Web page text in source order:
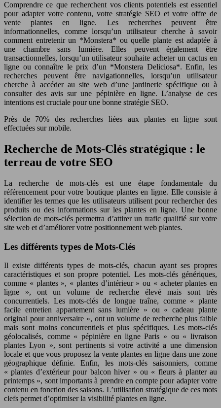
Comprendre ce que recherchent vos clients potentiels est essentiel
pour adapter votre contenu, votre stratégie SEO et votre offre de
vente plantes en ligne. Les recherches peuvent être
informationnelles, comme lorsqu’un utilisateur cherche à savoir
comment entretenir un *Monstera* ou quelle plante est adaptée à
une chambre sans lumière. Elles peuvent également être
transactionnelles, lorsqu’un utilisateur souhaite acheter un cactus en
ligne ou connaître le prix d’un *Monstera Deliciosa*. Enfin, les
recherches peuvent être navigationnelles, lorsqu’un utilisateur
cherche à accéder au site web d’une jardinerie spécifique ou à
consulter des avis sur une pépinière en ligne. L’analyse de ces
intentions est cruciale pour une bonne stratégie SEO.
Près de 70% des recherches liées aux plantes en ligne sont
effectuées sur mobile.
Recherche de Mots-Clés stratégique : le
terreau de votre SEO
La recherche de mots-clés est une étape fondamentale du
référencement pour votre boutique plantes en ligne. Elle consiste à
identifier les termes que les utilisateurs utilisent pour rechercher des
produits ou des informations sur les plantes en ligne. Une bonne
sélection de mots-clés permettra d’attirer un trafic qualifié sur votre
site web et d’améliorer votre positionnement web plantes.
Les différents types de Mots-Clés
Il existe différents types de mots-clés, chacun ayant ses propres
caractéristiques et son propre potentiel. Les mots-clés génériques,
comme « plantes », « plantes d’intérieur » ou « acheter plantes en
ligne », ont un volume de recherche élevé mais sont très
concurrentiels. Les mots-clés de longue traîne, comme « plante
facile entretien appartement sans lumière » ou « cadeau plante
original pour anniversaire », ont un volume de recherche plus faible
mais sont moins concurrentiels et plus spécifiques. Les mots-clés
géolocalisés, comme « pépinière en ligne Paris » ou « livraison
plantes Lyon », sont pertinents si votre activité a une dimension
locale et que vous proposez la vente plantes en ligne dans une zone
géographique définie. Enfin, les mots-clés saisonniers, comme
« plantes d’extérieur pour balcon hiver » ou « fleurs à planter au
printemps », sont importants à prendre en compte pour adapter votre
contenu en fonction des saisons. L’utilisation stratégique de ces mots
clefs permet d’optimiser la visibilité plantes en ligne.